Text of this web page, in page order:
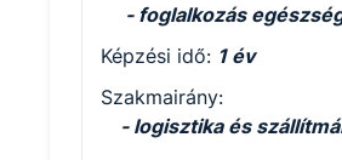
- foglalkozás
Képzési idő: 1 év
Szakmairány:
- logisztika és